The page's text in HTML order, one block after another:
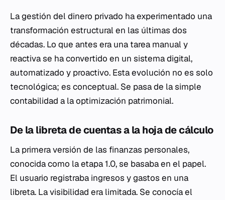
La gestión del dinero privado ha experimentado una
transformación estructural en las últimas dos
décadas. Lo que antes era una tarea manual y
reactiva se ha convertido en un sistema digital,
automatizado y proactivo. Esta evolución no es solo
tecnológica; es conceptual. Se pasa de la simple
contabilidad a la optimización patrimonial.
De la libreta de cuentas a la hoja de cálculo
La primera versión de las finanzas personales,
conocida como la etapa 1.0, se basaba en el papel.
El usuario registraba ingresos y gastos en una
libreta. La visibilidad era limitada. Se conocía el